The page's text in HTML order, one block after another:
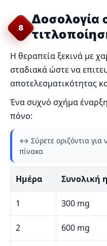
8
Δοσολογία
Η θεραπεία ξεκινά με
σταδιακά ώστε να
αποτελεσματικότητας
Ένα συχνό σχήμα
πόνο:
↔️ Σύρετε οριζόντια για
πίνακα
Ημέρα Συνολική
1 300 mg
2 600 mg